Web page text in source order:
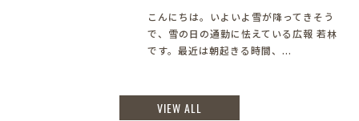
こんにちは。いよいよ雪が降ってきそう
で、雪の日の通勤に怯えている広報 若林
です。最近は朝起きる時間、...
VIEW ALL